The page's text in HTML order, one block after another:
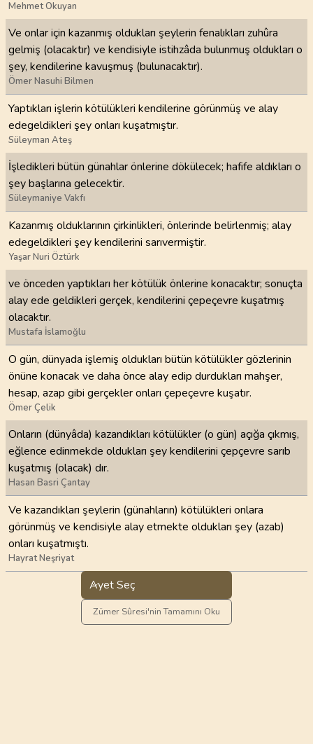
Mehmet Okuyan
Ve onlar için kazanmış oldukları şeylerin fenalıkları zuhûra
gelmiş (olacaktır) ve kendisiyle istihzâda bulunmuş oldukları o
şey, kendilerine kavuşmuş (bulunacaktır).
Ömer Nasuhi Bilmen
Yaptıkları işlerin kötülükleri kendilerine görünmüş ve alay
edegeldikleri şey onları kuşatmıştır.
Süleyman Ateş
İşledikleri bütün günahlar önlerine dökülecek; hafife aldıkları o
şey başlarına gelecektir.
Süleymaniye Vakfı
Kazanmış olduklarının çirkinlikleri, önlerinde belirlenmiş; alay
edegeldikleri şey kendilerini sarıvermiştir.
Yaşar Nuri Öztürk
ve önceden yaptıkları her kötülük önlerine konacaktır; sonuçta
alay ede geldikleri gerçek, kendilerini çepeçevre kuşatmış
olacaktır.
Mustafa İslamoğlu
O gün, dünyada işlemiş oldukları bütün kötülükler gözlerinin
önüne konacak ve daha önce alay edip durdukları mahşer,
hesap, azap gibi gerçekler onları çepeçevre kuşatır.
Ömer Çelik
Onların (dünyâda) kazandıkları kötülükler (o gün) açığa çıkmış,
eğlence edinmekde oldukları şey kendilerini çepçevre sarıb
kuşatmış (olacak) dır.
Hasan Basri Çantay
Ve kazandıkları şeylerin (günahların) kötülükleri onlara
görünmüş ve kendisiyle alay etmekte oldukları şey (azab)
onları kuşatmıştı.
Hayrat Neşriyat
Ayet Seç
Zümer Sûresi'nin Tamamını Oku